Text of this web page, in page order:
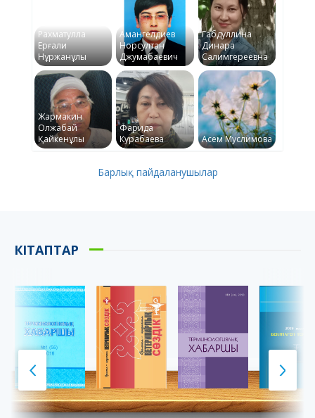
Рахматулла
Ерғали
Нұржанұлы
Амангелдиев
Норсултан
Джумабаевич
Габдуллина
Динара
Салимгереевна
Жармакин
Олжабай
Қайкенұлы
Фарида
Курабаева
Асем Муслимова
Барлық пайдаланушылар
КІТАПТАР